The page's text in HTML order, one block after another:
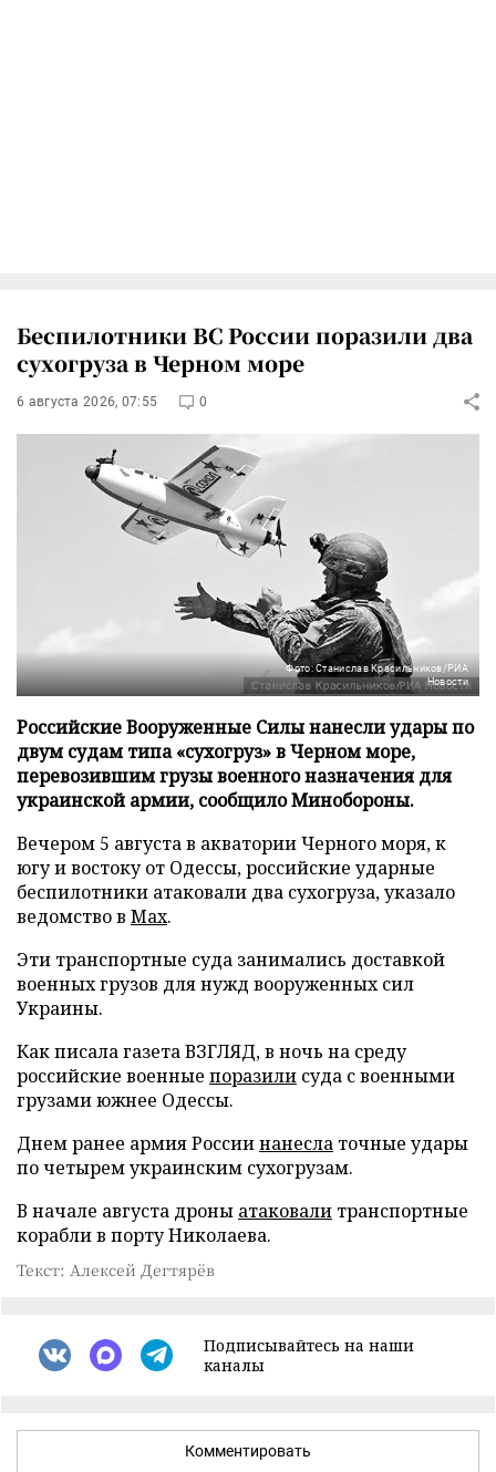
Беспилотники ВС России поразили два
сухогруза в Черном море
6 августа 2026, 07:55 0
Фото: Станислав Красильников/РИА
Новости
Российские Вооруженные Силы нанесли удары по
двум судам типа «сухогруз» в Черном море,
перевозившим грузы военного назначения для
украинской армии, сообщило Минобороны.
Вечером 5 августа в акватории Черного моря, к
югу и востоку от Одессы, российские ударные
беспилотники атаковали два сухогруза, указало
ведомство в Max.
Эти транспортные суда занимались доставкой
военных грузов для нужд вооруженных сил
Украины.
Как писала газета ВЗГЛЯД, в ночь на среду
российские военные поразили суда с военными
грузами южнее Одессы.
Днем ранее армия Россиинанесла точные удары
по четырем украинским сухогрузам.
В начале августа дроны атаковали транспортные
корабли в порту Николаева.
Текст: Алексей Дегтярёв
Подписывайтесь на наши
каналы
Комментировать